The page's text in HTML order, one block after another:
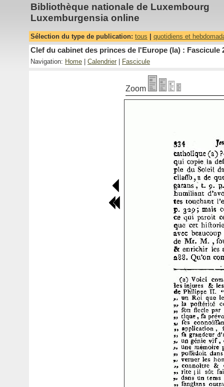
Bibliothèque nationale de Luxembourg
Luxemburgensia online
Sélection du type de publication: tous quotidiens et
Clef du cabinet des princes de l'Europe (la) : Fascicule
Navigation: Home Calendrier Fascicule
Zoom